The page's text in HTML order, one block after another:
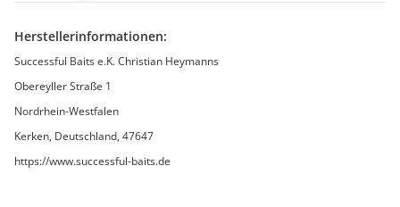
Herstellerinformationen:
Successful Baits e.K. Christian Heymanns
Obereyller Straße 1
Nordrhein-Westfalen
Kerken, Deutschland, 47647
https://www.successful-baits.de